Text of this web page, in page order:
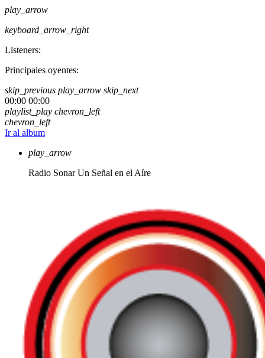
play_arrow
keyboard_arrow_right
Listeners:
Principales oyentes:
skip_previous play_arrow skip_next
00:00 00:00
playlist_play chevron_left
chevron_left
Ir al album
play_arrow
Radio Sonar Un Señal en el Aíre